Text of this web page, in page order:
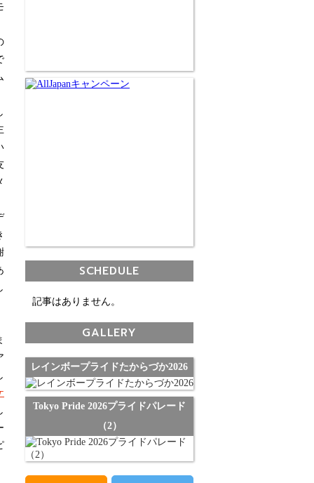
SCHEDULE
記事はありません。
GALLERY
レインボープライドたからづか2026
Tokyo Pride 2026プライドパレード
（2）